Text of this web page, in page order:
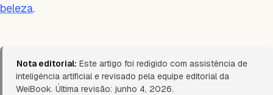
beleza.
Nota editorial: Este artigo foi redigido com assistência de
inteligência artificial e revisado pela equipe editorial da
WeiBook. Última revisão: junho 4, 2026.